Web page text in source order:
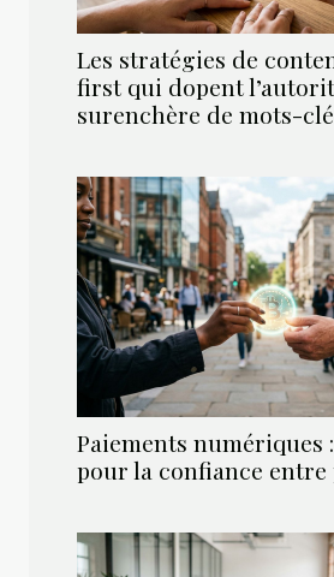
Les stratégies de
first qui dopent
surenchère de mots-
Paiements numériques
pour la confiance